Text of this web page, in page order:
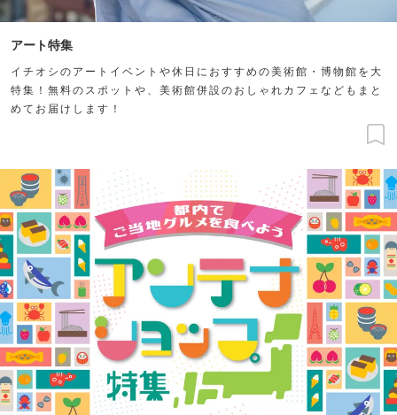
アート特集
イチオシのアートイベントや休日におすすめの美術館・博物館を大
特集！無料のスポットや、美術館併設のおしゃれカフェなどもまと
めてお届けします！